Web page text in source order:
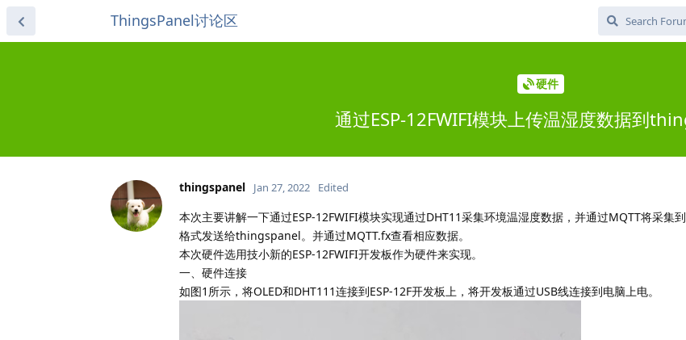
ThingsPanel讨论区
硬件
通过ESP-12FWIFI模块上传温湿度数据到
thingspanel Jan 27, 2022 Edited
本次主要讲解一下通过ESP-12FWIFI模块实现通过DHT11采集环境温湿度数据，并通过MQTT将采集
格式发送给thingspanel。并通过MQTT.fx查看相应数据。
本次硬件选用技小新的ESP-12FWIFI开发板作为硬件来实现。
一、硬件连接
如图1所示，将OLED和DHT111连接到ESP-12F开发板上，将开发板通过USB线连接到电脑上电。